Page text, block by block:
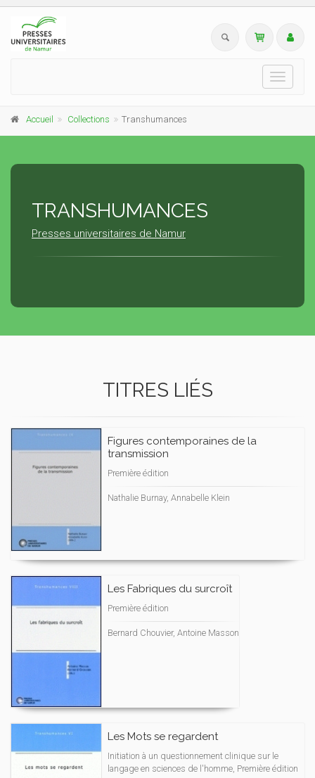
Toggle
Accueil Collections Transhumances
TRANSHUMANCES
Presses universitaires de Namur
TITRES LIÉS
Figures contemporaines de la
transmission
Première édition
Nathalie Burnay, Annabelle Klein
Les Fabriques du surcroît
Première édition
Bernard Chouvier, Antoine Masson
Les Mots se regardent
Initiation à un questionnement clinique sur le
langage en sciences de l'homme, Première édition